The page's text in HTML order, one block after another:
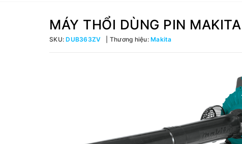
MÁY THỔI DÙNG PIN
SKU:DUB363ZV Thương hiệu: Makita